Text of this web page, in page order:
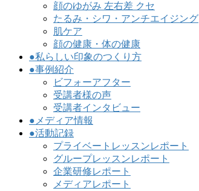
顔のゆがみ 左右差 クセ
たるみ・シワ・アンチエイジング
肌ケア
顔の健康・体の健康
●私らしい印象のつくり方
●事例紹介
ビフォーアフター
受講者様の声
受講者インタビュー
●メディア情報
●活動記録
プライベートレッスンレポート
グループレッスンレポート
企業研修レポート
メディアレポート